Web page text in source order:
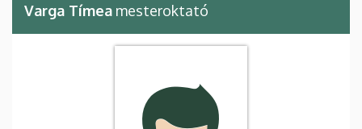
Varga Tímea mesteroktató